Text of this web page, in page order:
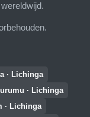
· Lichinga
· Lichinga
· Lichinga